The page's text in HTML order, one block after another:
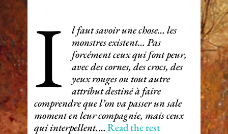
I
l faut savoir une chose… les
monstres existent… Pas
forcément ceux qui font peur,
avec des cornes, des crocs, des
yeux rouges ou tout autre
attribut destiné à faire
comprendre que l’on va passer un sale
moment en leur compagnie, mais ceux
qui interpellent.…Read the rest